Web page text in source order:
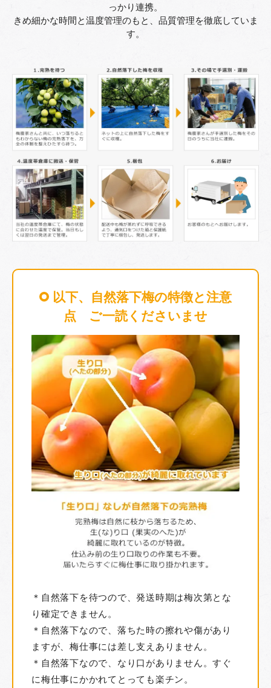
っかり連携。
きめ細かな時間と温度管理のもと、品質管理を徹底していま
す。
以下、自然落下梅の特徴と注意
点 ご一読くださいませ
＊自然落下を待つので、発送時期は梅次第とな
り確定できません。
＊自然落下なので、落ちた時の擦れや傷があり
ますが、梅仕事には差し支えありません。
＊自然落下なので、なり口がありません。すぐ
に梅仕事にかかれてとっても楽チン。